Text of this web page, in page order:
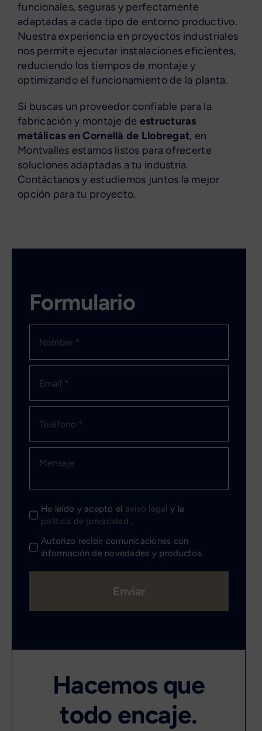
funcionales, seguras y perfectamente
adaptadas a cada tipo de entorno productivo.
Nuestra experiencia en proyectos industriales
nos permite ejecutar instalaciones eficientes,
reduciendo los tiempos de montaje y
optimizando el funcionamiento de la planta.
Si buscas un proveedor confiable para la
fabricación y montaje de estructuras
metálicas en Cornellà de Llobregat, en
Montvalles estamos listos para ofrecerte
soluciones adaptadas a tu industria.
Contáctanos y estudiemos juntos la mejor
opción para tu proyecto.
Hacemos que
todo encaje.
Formulario
He leído y acepto el aviso legal y la
política de privacidad .
Autorizo recibir comunicaciones con
información de novedades y productos.
Enviar